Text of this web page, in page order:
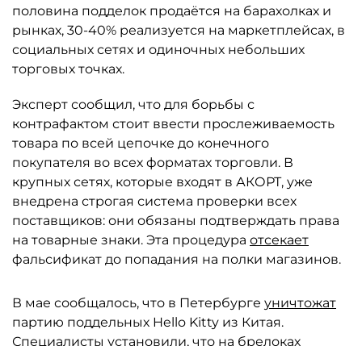
половина подделок продаётся на барахолках и
рынках, 30-40% реализуется на маркетплейсах, в
социальных сетях и одиночных небольших
торговых точках.
Эксперт сообщил, что для борьбы с
контрафактом стоит ввести прослеживаемость
товара по всей цепочке до конечного
покупателя во всех форматах торговли. В
крупных сетях, которые входят в АКОРТ, уже
внедрена строгая система проверки всех
поставщиков: они обязаны подтверждать права
на товарные знаки. Эта процедура отсекает
фальсификат до попадания на полки магазинов.
В мае сообщалось, что в Петербурге уничтожат
партию поддельных Hello Kitty из Китая.
Специалисты установили, что на брелоках